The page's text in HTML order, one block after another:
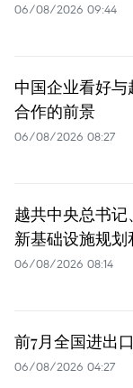
06/08/2026 09:44
中国企业看好
合作的前景
06/08/2026 08:27
越共中央总书
新基础设施规
06/08/2026 08:14
前7月全国进出
06/08/2026 04:27